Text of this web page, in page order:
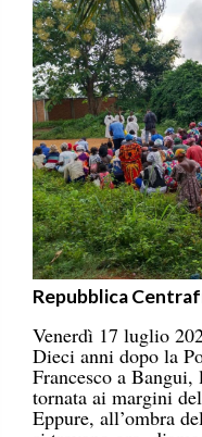
Repubblica
Venerdì 17 luglio
Dieci anni dopo la
Francesco a
tornata ai margini
Eppure, all’ombra